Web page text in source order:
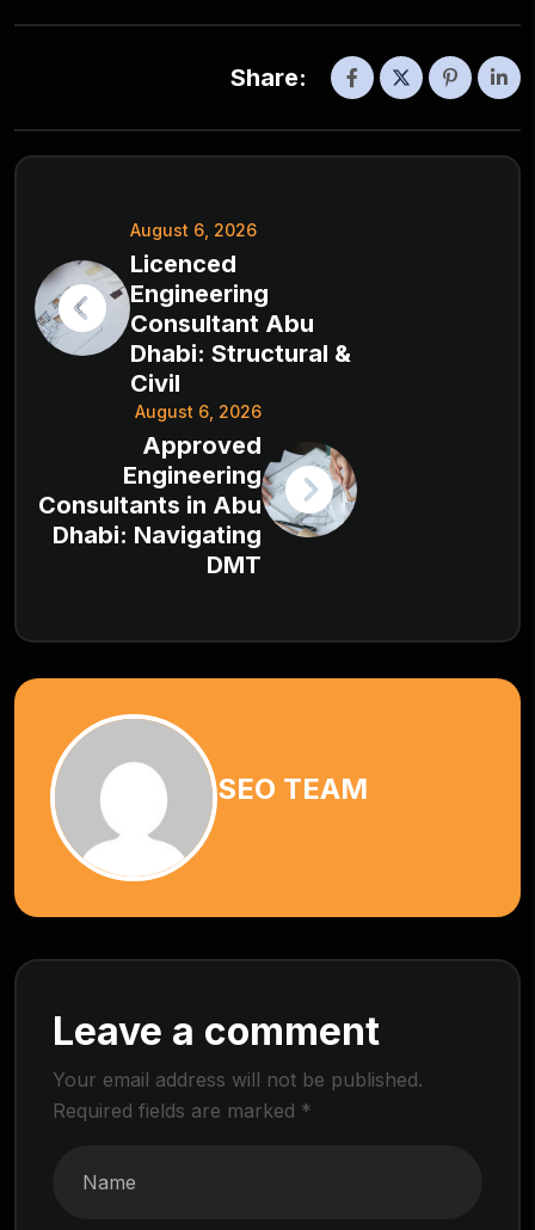
Share:
August 6, 2026
Licenced
Engineering
Consultant Abu
Dhabi: Structural &
Civil
August 6, 2026
Approved
Engineering
Consultants in Abu
Dhabi: Navigating
DMT
SEO TEAM
Leave a comment
Your email address will not be published.
Required fields are marked *